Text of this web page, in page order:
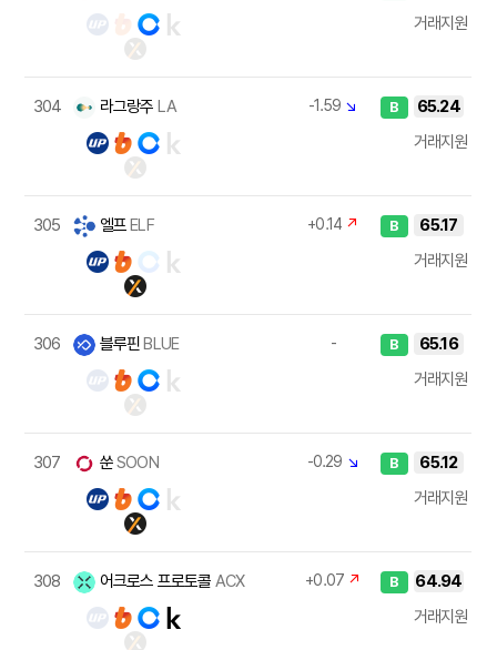
거래지원
304 라그랑주 LA -1.59 ↘ B
65.24
거래지원
305 엘프ELF +0.14 ↗ B
65.17
거래지원
306 블루핀BLUE - B
65.16
거래지원
307 쑨SOON -0.29 ↘ B
65.12
거래지원
308 어크로스 프로토콜 ACX +0.07 ↗ B
64.94
거래지원